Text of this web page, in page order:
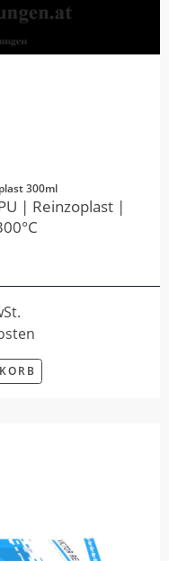
300ml
| Reinzoplast |